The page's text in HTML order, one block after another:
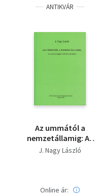
ANTIKVÁR
Az ummától a
nemzetállamig: Az
arab országok a 19-20.
J. Nagy László
Online ár: